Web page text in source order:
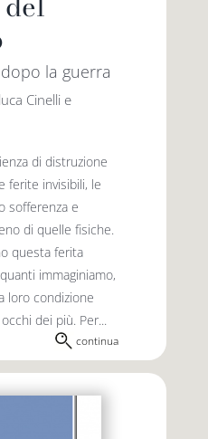
la guerra
Cinelli e
di distruzione
ferite invisibili, le
sofferenza e
di quelle fisiche.
questa ferita
immaginiamo,
loro condizione
dei più. Per...
continua